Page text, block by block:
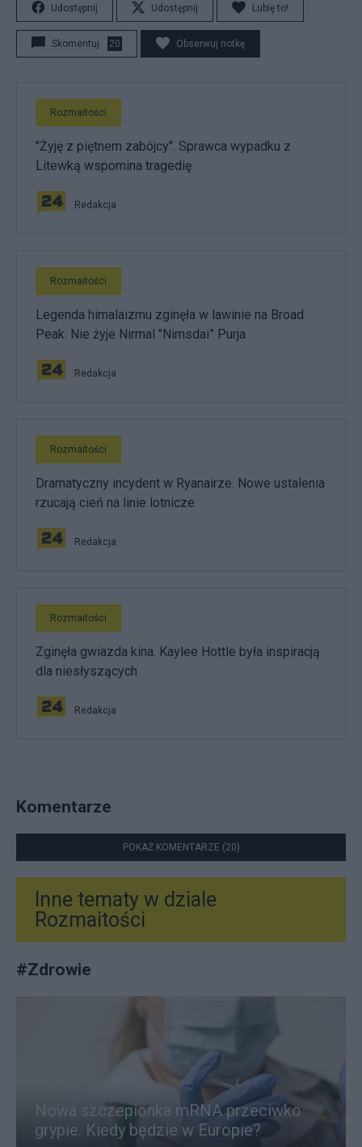
Udostępnij Udostępnij Lubię to!
Skomentuj 20 Obserwuj notkę
Rozmaitości
"Żyję z piętnem zabójcy". Sprawca wypadku z
Litewką wspomina tragedię
Redakcja
Rozmaitości
Legenda himalaizmu zginęła w lawinie na Broad
Peak. Nie żyje Nirmal "Nimsdai” Purja
Redakcja
Rozmaitości
Dramatyczny incydent w Ryanairze. Nowe ustalenia
rzucają cień na linie lotnicze
Redakcja
Rozmaitości
Zginęła gwiazda kina. Kaylee Hottle była inspiracją
dla niesłyszących
Redakcja
Komentarze
POKAŻ KOMENTARZE (20)
Inne tematy w dziale
Rozmaitości
#Zdrowie
Nowa szczepionka mRNA przeciwko
grypie. Kiedy będzie w Europie?